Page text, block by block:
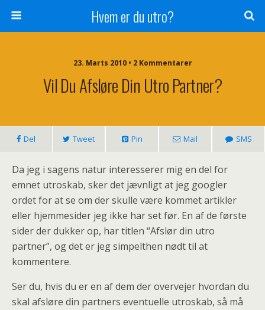
Hvem er du utro?
23. Marts 2010 • 2 Kommentarer
Vil Du Afsløre Din Utro Partner?
Del Tweet Pin Mail SMS
Da jeg i sagens natur interesserer mig en del for
emnet utroskab, sker det jævnligt at jeg googler
ordet for at se om der skulle være kommet artikler
eller hjemmesider jeg ikke har set før. En af de første
sider der dukker op, har titlen “Afslør din utro
partner”, og det er jeg simpelthen nødt til at
kommentere.
Ser du, hvis du er en af dem der overvejer hvordan du
skal afsløre din partners eventuelle utroskab, så må